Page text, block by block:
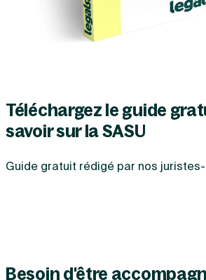
Téléchargez le guide
savoir sur la SASU
Guide gratuit rédigé par nos
Besoin d'être